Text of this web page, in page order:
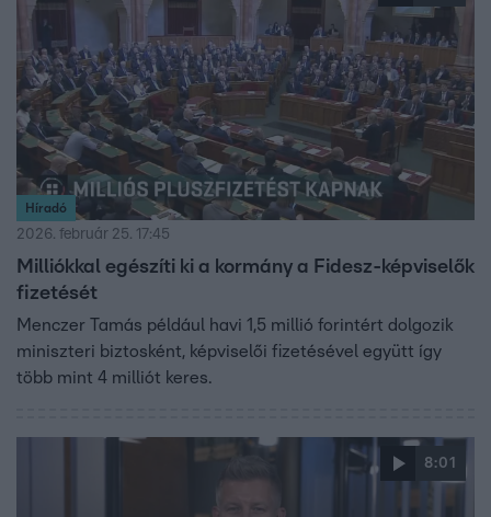
Híradó
2026. február 25. 17:45
Milliókkal egészíti ki a kormány a Fidesz-képviselők
fizetését
Menczer Tamás például havi 1,5 millió forintért dolgozik
miniszteri biztosként, képviselői fizetésével együtt így
több mint 4 milliót keres.
8:01